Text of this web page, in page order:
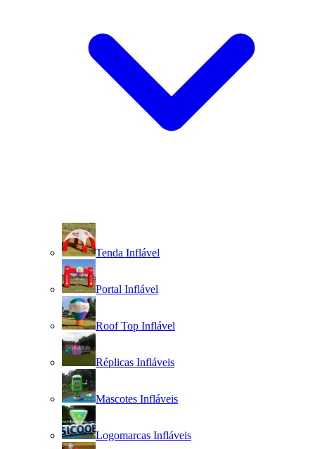
Tenda Inflável
Portal Inflável
Roof Top Inflável
Réplicas Infláveis
Mascotes Infláveis
Logomarcas Infláveis